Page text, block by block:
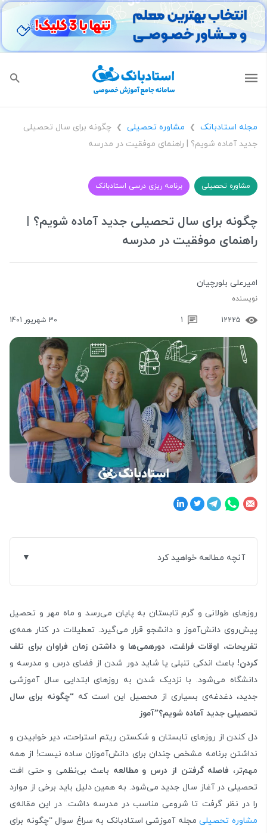
مجله استادبانک ❯ مشاوره تحصیلی ❯
چگونه برای سال تحصیلی
جدید آماده شویم؟ | راهنمای موفقیت در مدرسه
برنامه ریزی درسی استادبانک مشاوره تحصیلی
چگونه برای سال تحصیلی جدید آماده شویم؟ |
راهنمای موفقیت در مدرسه
امیرعلی بلورچیان
نویسنده
12225
1 30 شهریور 1401
آنچه مطالعه خواهید کرد
روزهای طولانی و گرم تابستان به پایان می‌رسد و ماه مهر و تحصیل
پیش‌روی دانش‌آموز و دانشجو قرار می‌گیرد. تعطیلات در کنار همه‌ی
تفریحات، اوقات فراغت، دورهمی‌ها و داشتن زمان فراوان برای تلف
کردن! باعث اندکی تنبلی یا شاید دور شدن از فضای درس و مدرسه و
دانشگاه می‌شود. با نزدیک شدن به روزهای ابتدایی سال آموزشی
جدید، دغدغه‌ی بسیاری از محصیل این است که “چگونه برای سال
تحصیلی جدید آماده شویم؟”آموز
دل کندن از روزهای تابستان و شکستن ریتم استراحت، دیر خوابیدن و
نداشتن برنامه مشخص چندان برای دانش‌آموزان ساده نیست! از همه
مهم‌تر، فاصله گرفتن از درس و مطالعه باعث بی‌نظمی و حتی افت
تحصیلی در آغاز سال جدید می‌شود. به همین دلیل باید برخی از موارد
را در نظر گرفت تا شروعی مناسب در مدرسه داشت. در این مقاله‌ی
مشاوره تحصیلیمجله آموزشی استادبانک به سراغ سوال “چگونه برای